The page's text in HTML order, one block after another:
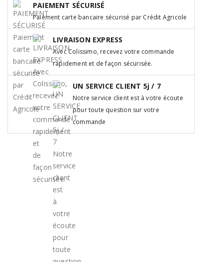
PAIEMENT SÉCURISÉ
Paiement carte bancaire sécurisé par Crédit Agricole
LIVRAISON EXPRESS
Avec Colissimo, recevez votre commande
rapidement et de façon sécurisée.
UN SERVICE CLIENT 5j / 7
Notre service client est à votre écoute
pour toute question sur votre
commande